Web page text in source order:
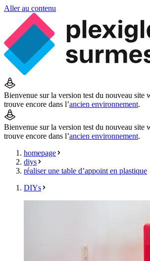
Aller au contenu
Bienvenue sur la version test du nouveau site
trouve encore dans l’ancien environnement.
Bienvenue sur la version test du nouveau site
trouve encore dans l’ancien environnement.
homepage
diys
réaliser une table d’appoint en plastique
DIYs